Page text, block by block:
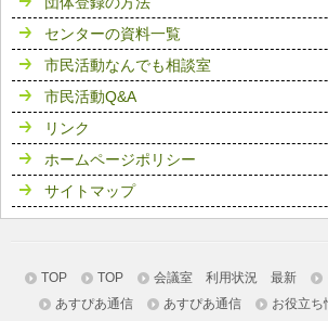
センターの資料一覧
市民活動なんでも相談室
市民活動Q&A
リンク
ホームページポリシー
サイトマップ
TOP TOP 会議室 利用状況 最新
あすぴあ通信
あすぴあ通信 お役立ち